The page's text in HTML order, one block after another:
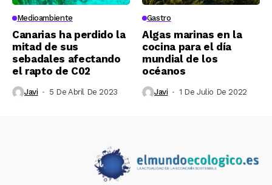
Medioambiente
Canarias ha perdido la
mitad de sus
sebadales afectando
el rapto de C02
Javi 5 De Abril De 2023
Gastro
Algas marinas en la
cocina para el día
mundial de los
océanos
Javi 1 De Julio De 2022